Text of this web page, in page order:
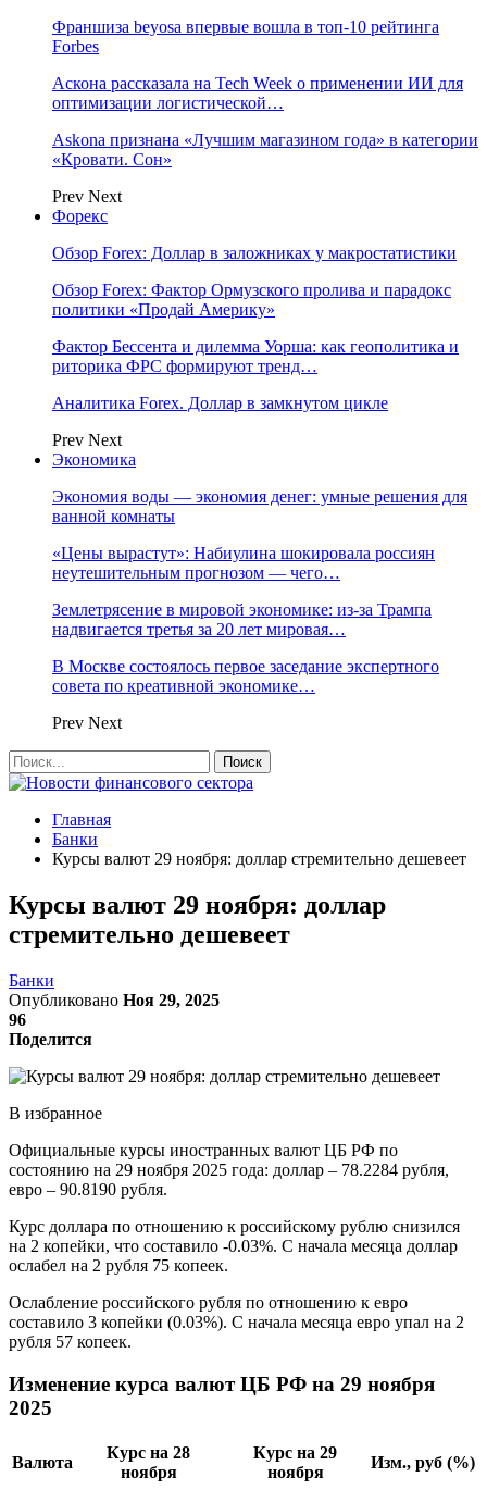
Франшиза beyosa впервые вошла в топ-10 рейтинга
Forbes
Аскона рассказала на Tech Week о применении ИИ для
оптимизации логистической…
Askona признана «Лучшим магазином года» в категории
«Кровати. Сон»
Prev Next
Форекс
Обзор Forex: Доллар в заложниках у макростатистики
Обзор Forex: Фактор Ормузского пролива и парадокс
политики «Продай Америку»
Фактор Бессента и дилемма Уорша: как геополитика и
риторика ФРС формируют тренд…
Аналитика Forex. Доллар в замкнутом цикле
Prev Next
Экономика
Экономия воды — экономия денег: умные решения для
ванной комнаты
«Цены вырастут»: Набиулина шокировала россиян
неутешительным прогнозом — чего…
Землетрясение в мировой экономике: из-за Трампа
надвигается третья за 20 лет мировая…
В Москве состоялось первое заседание экспертного
совета по креативной экономике…
Prev Next
Главная
Банки
Курсы валют 29 ноября: доллар стремительно дешевеет
Курсы валют 29 ноября: доллар
стремительно дешевеет
Банки
Опубликовано Ноя 29, 2025
96
Поделится
В избранное
Официальные курсы иностранных валют ЦБ РФ по
состоянию на 29 ноября 2025 года: доллар – 78.2284 рубля,
евро – 90.8190 рубля.
Курс доллара по отношению к российскому рублю снизился
на 2 копейки, что составило -0.03%. С начала месяца доллар
ослабел на 2 рубля 75 копеек.
Ослабление российского рубля по отношению к евро
составило 3 копейки (0.03%). С начала месяца евро упал на 2
рубля 57 копеек.
Изменение курса валют ЦБ РФ на 29 ноября
2025
Валюта
Курс на 28
ноября
Курс на 29
ноября
Изм., руб (%)